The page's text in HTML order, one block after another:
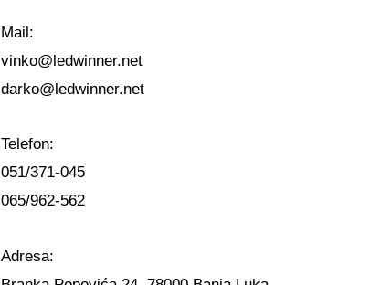
Mail:
vinko@ledwinner.net
darko@ledwinner.net
Telefon:
051/371-045
065/962-562
Adresa: